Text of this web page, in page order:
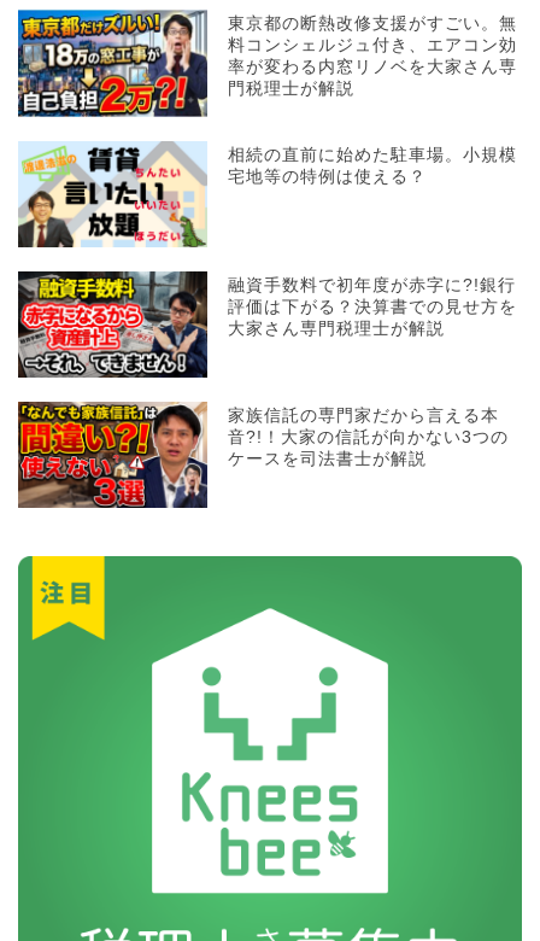
東京都の断熱改修支援がすごい。無
料コンシェルジュ付き、エアコン効
率が変わる内窓リノベを大家さん専
門税理士が解説
相続の直前に始めた駐車場。小規模
宅地等の特例は使える？
融資手数料で初年度が赤字に?!銀行
評価は下がる？決算書での見せ方を
大家さん専門税理士が解説
家族信託の専門家だから言える本
音?!！大家の信託が向かない3つの
ケースを司法書士が解説